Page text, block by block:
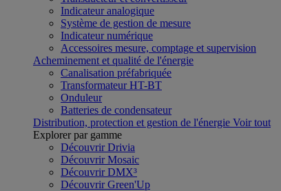
Indicateur analogique
Système de gestion de mesure
Indicateur numérique
Accessoires mesure, comptage et supervision
Acheminement et qualité de l'énergie
Canalisation préfabriquée
Transformateur HT-BT
Onduleur
Batteries de condensateur
Distribution, protection et gestion de l'énergie Voir tout
Explorer par gamme
Découvrir Drivia
Découvrir Mosaic
Découvrir DMX³
Découvrir Green'Up